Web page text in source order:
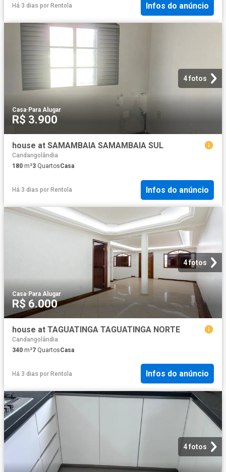
Há 3 dias por Rentola Infos do anúncio
4 fotos
Casa· Para Alugar
R$ 3.900
house at SAMAMBAIA SAMAMBAIA SUL
Candangolândia
180 m²3 QuartosCasa
Há 3 dias por Rentola Infos do anúncio
4 fotos
Casa· Para Alugar
R$ 6.000
house at TAGUATINGA TAGUATINGA NORTE
Candangolândia
340 m²7 QuartosCasa
Há 3 dias por Rentola Infos do anúncio
4 fotos